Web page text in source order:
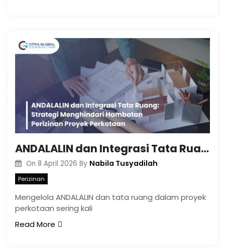
ANDALALIN dan Integrasi Tata Ruang: Strategi Menghindari Hambatan Perizinan Proyek Perkotaan
On 8 April 2026 By Nabila Tusyadilah
Perizinan
Mengelola ANDALALIN dan tata ruang dalam proyek
perkotaan sering kali
Read More